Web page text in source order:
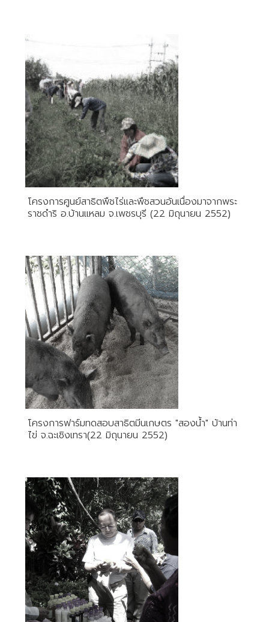
โครงการศูนย์สาธิตพืชไร่และพืชสวนอันเนื่องมาจากพระ
ราชดำริ อ.บ้านแหลม จ.เพชรบุรี (22 มิถุนายน 2552)
โครงการฟาร์มทดสอบสาธิตมีนเกษตร "สองน้ำ" บ้านท่า
ไข่ จ.ฉะเชิงเทรา(22 มิถุนายน 2552)